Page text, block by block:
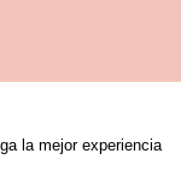
la mejor experiencia